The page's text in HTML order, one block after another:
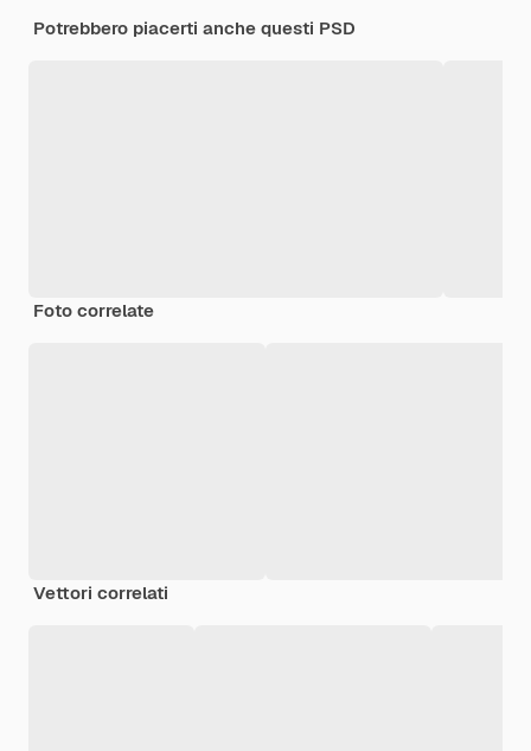
Potrebbero piacerti anche questi PSD
Foto correlate
Vettori correlati